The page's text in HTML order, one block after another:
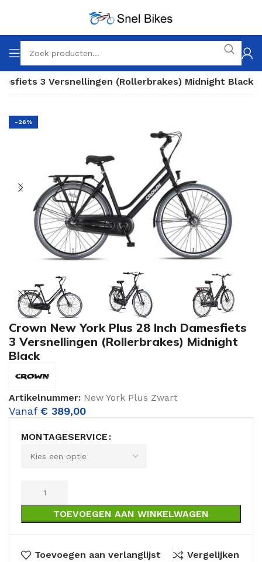
3 Versnellingen (Rollerbrakes) Midnight Black
-26%
Crown New York Plus 28 Inch Damesfiets
3 Versnellingen (Rollerbrakes) Midnight
Black
Artikelnummer: New York Plus Zwart
Vanaf € 389,00
MONTAGESERVICE
TOEVOEGEN AAN WINKELWAGEN
Toevoegen aan verlanglijst Vergelijken